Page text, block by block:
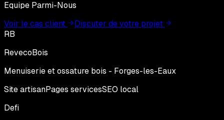
Equipe Parmi-Nous
Voir le cas client
Discuter de votre projet
RB
RevecoBois
Menuiserie et ossature bois - Forges-les-Eaux
Site artisanPages servicesSEO local
Defi